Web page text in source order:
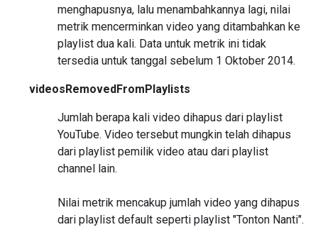
menghapusnya, lalu menambahkannya lagi, nilai
metrik mencerminkan video yang ditambahkan ke
playlist dua kali. Data untuk metrik ini tidak
tersedia untuk tanggal sebelum 1 Oktober 2014.
videosRemovedFromPlaylists
Jumlah berapa kali video dihapus dari playlist
YouTube. Video tersebut mungkin telah dihapus
dari playlist pemilik video atau dari playlist
channel lain.
Nilai metrik mencakup jumlah video yang dihapus
dari playlist default seperti playlist "Tonton Nanti".